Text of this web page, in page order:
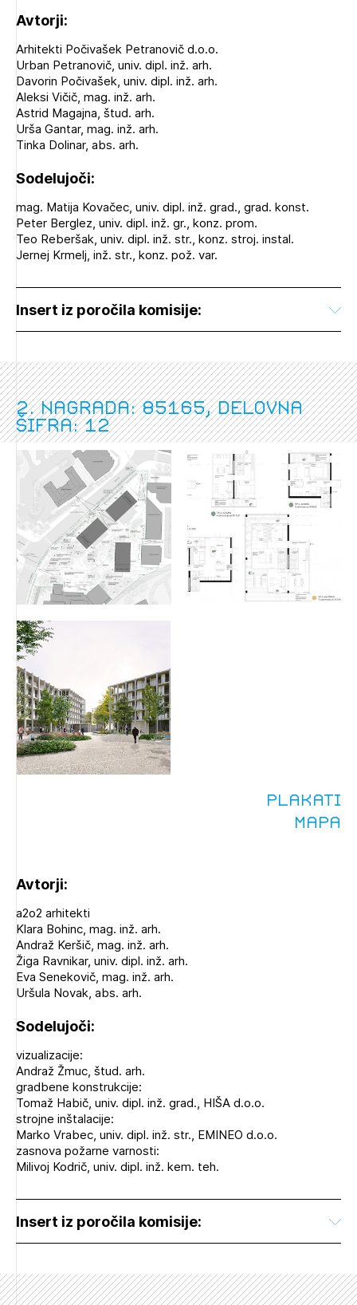
Avtorji:
Arhitekti Počivašek Petranovič d.o.o.
Urban Petranovič, univ. dipl. inž. arh.
Davorin Počivašek, univ. dipl. inž. arh.
Aleksi Vičič, mag. inž. arh.
Astrid Magajna, štud. arh.
Urša Gantar, mag. inž. arh.
Tinka Dolinar, abs. arh.
Sodelujoči:
mag. Matija Kovačec, univ. dipl. inž. grad., grad. konst.
Peter Berglez, univ. dipl. inž. gr., konz. prom.
Teo Reberšak, univ. dipl. inž. str., konz. stroj. instal.
Jernej Krmelj, inž. str., konz. pož. var.
Insert iz poročila komisije:
2. nagrada: 85165, delovna
šifra: 12
Plakati
Mapa
Avtorji:
a2o2 arhitekti
Klara Bohinc, mag. inž. arh.
Andraž Keršič, mag. inž. arh.
Žiga Ravnikar, univ. dipl. inž. arh.
Eva Senekovič, mag. inž. arh.
Uršula Novak, abs. arh.
Sodelujoči:
vizualizacije:
Andraž Žmuc, štud. arh.
gradbene konstrukcije:
Tomaž Habič, univ. dipl. inž. grad., HIŠA d.o.o.
strojne inštalacije:
Marko Vrabec, univ. dipl. inž. str., EMINEO d.o.o.
zasnova požarne varnosti:
Milivoj Kodrič, univ. dipl. inž. kem. teh.
Insert iz poročila komisije: